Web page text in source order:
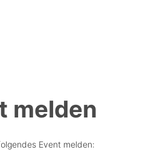
melden
Event melden: